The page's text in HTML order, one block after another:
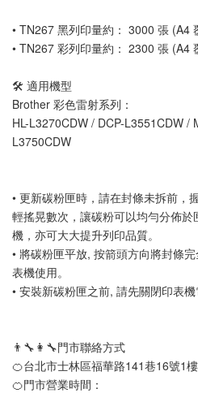
• TN267 黑列印量約： 3000 張 (A4
• TN267 彩列印量約： 2300 張 (A4
🛠️ 適用機型
Brother 彩色雷射系列：
HL-L3270CDW / DCP-L3551CDW /
L3750CDW
• 更新碳粉匣時，請在封條未拆前，
輕搖晃數次，讓碳粉可以均勻分佈
機，亦可大大提升列印品質。
• 將碳粉匣平放, 按箭頭方向將封條
表機使用。
• 安裝新碳粉匣之前, 請先關閉印表機
👨‍🔧👩‍🔧門市聯絡方式
🍊台北市士林區福華路141巷16號1樓
🍊門市營業時間：